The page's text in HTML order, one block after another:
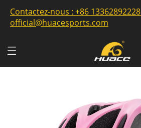
Contactez-nous : +86 13362892228
official@huacesports.com